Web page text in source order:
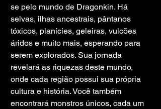
se pelo mundo de Dragonkin. Há
selvas, ilhas ancestrais, pântanos
tóxicos, planícies, geleiras, vulcões
áridos e muito mais, esperando para
serem explorados. Sua jornada
revelará as riquezas deste mundo,
onde cada região possui sua própria
cultura e história. Você também
encontrará monstros únicos, cada um